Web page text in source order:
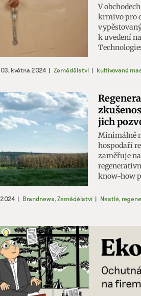
V
krmivo pro
k uvedení
03. května 2024 | Zemědělství | kultivované
jich
Minimálně
hospodaří
zaměřuje
know-how
| Brandnews, Zemědělství | Nestlé,